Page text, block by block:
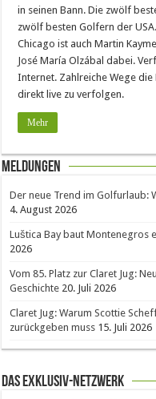
in seinen Bann. Die zwölf
zwölf besten Golfern der
Chicago ist auch Martin
José María Olzábal dabei.
Internet. Zahlreiche Wege die
direkt live zu verfolgen.
Mehr
Meldungen
Der neue Trend im Golfurlaub:
4. August 2026
Luštica Bay baut Montenegros
2026
Vom 85. Platz zur Claret Jug:
Geschichte 20. Juli 2026
Claret Jug: Warum Scottie
zurückgeben muss 15. Juli 2026
Das Exklusiv-Netzwerk